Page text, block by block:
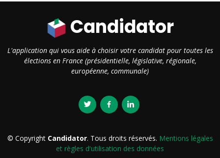
Candidator
L'application qui vous aide à choisir votre candidat pour toutes les
élections en France (présidentielle, législative, régionale,
européenne, communale)
© Copyright Candidator. Tous droits réservés. Mentions légales
et règles d'utilisation des données